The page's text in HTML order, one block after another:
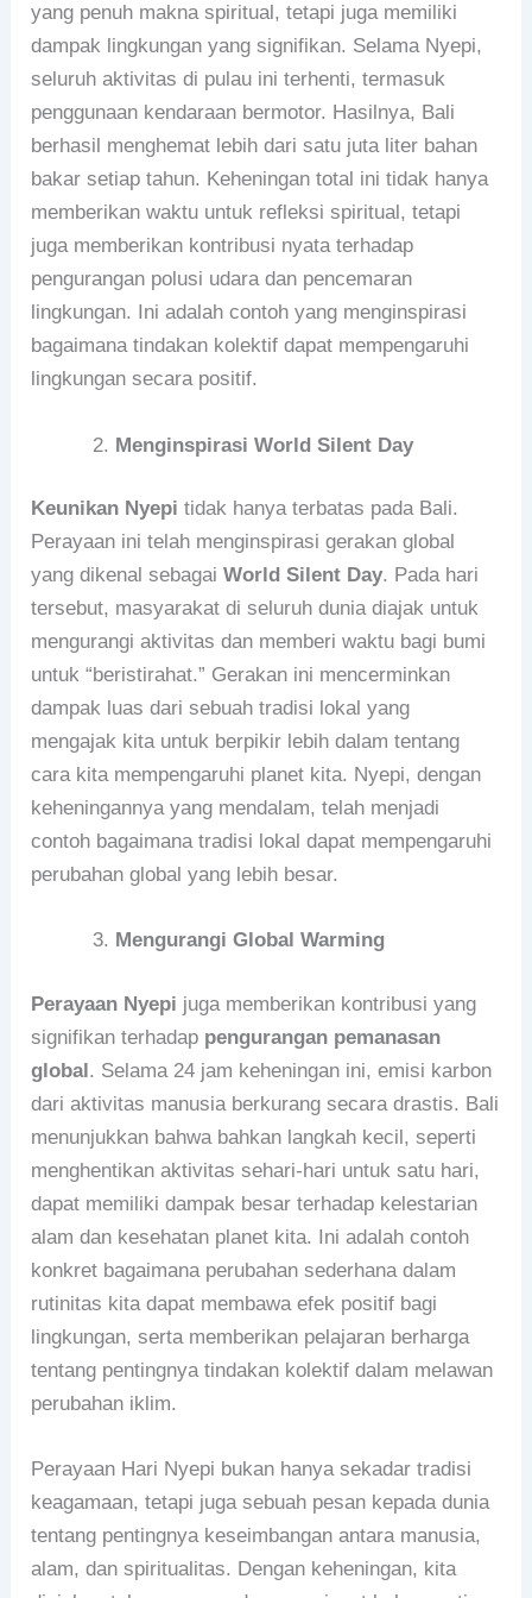
yang penuh makna spiritual, tetapi juga memiliki
dampak lingkungan yang signifikan. Selama Nyepi,
seluruh aktivitas di pulau ini terhenti, termasuk
penggunaan kendaraan bermotor. Hasilnya, Bali
berhasil menghemat lebih dari satu juta liter bahan
bakar setiap tahun. Keheningan total ini tidak hanya
memberikan waktu untuk refleksi spiritual, tetapi
juga memberikan kontribusi nyata terhadap
pengurangan polusi udara dan pencemaran
lingkungan. Ini adalah contoh yang menginspirasi
bagaimana tindakan kolektif dapat mempengaruhi
lingkungan secara positif.
Menginspirasi World Silent Day
Keunikan Nyepi tidak hanya terbatas pada Bali.
Perayaan ini telah menginspirasi gerakan global
yang dikenal sebagaiWorld Silent Day. Pada hari
tersebut, masyarakat di seluruh dunia diajak untuk
mengurangi aktivitas dan memberi waktu bagi bumi
untuk “beristirahat.” Gerakan ini mencerminkan
dampak luas dari sebuah tradisi lokal yang
mengajak kita untuk berpikir lebih dalam tentang
cara kita mempengaruhi planet kita. Nyepi, dengan
keheningannya yang mendalam, telah menjadi
contoh bagaimana tradisi lokal dapat mempengaruhi
perubahan global yang lebih besar.
Mengurangi Global Warming
Perayaan Nyepi juga memberikan kontribusi yang
signifikan terhadap pengurangan pemanasan
global. Selama 24 jam keheningan ini, emisi karbon
dari aktivitas manusia berkurang secara drastis. Bali
menunjukkan bahwa bahkan langkah kecil, seperti
menghentikan aktivitas sehari-hari untuk satu hari,
dapat memiliki dampak besar terhadap kelestarian
alam dan kesehatan planet kita. Ini adalah contoh
konkret bagaimana perubahan sederhana dalam
rutinitas kita dapat membawa efek positif bagi
lingkungan, serta memberikan pelajaran berharga
tentang pentingnya tindakan kolektif dalam melawan
perubahan iklim.
Perayaan Hari Nyepi bukan hanya sekadar tradisi
keagamaan, tetapi juga sebuah pesan kepada dunia
tentang pentingnya keseimbangan antara manusia,
alam, dan spiritualitas. Dengan keheningan, kita